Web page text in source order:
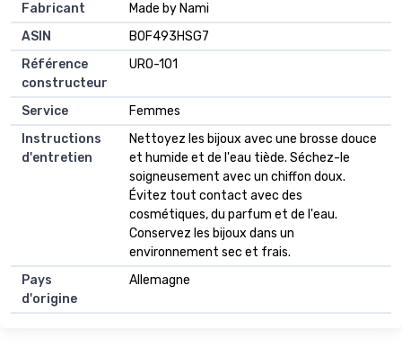
Fabricant
Made by Nami
ASIN
B0F493HSG7
Référence
constructeur
URO-101
Service
Femmes
Instructions
d'entretien
Nettoyez les bijoux avec une brosse douce
et humide et de l'eau tiède. Séchez-le
soigneusement avec un chiffon doux.
Évitez tout contact avec des
cosmétiques, du parfum et de l'eau.
Conservez les bijoux dans un
environnement sec et frais.
Pays
d'origine
Allemagne